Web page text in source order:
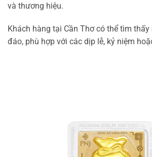
và thương hiệu.
Khách hàng tại Cần Thơ có thể tìm
đáo, phù hợp với các dịp lễ, kỷ niệm